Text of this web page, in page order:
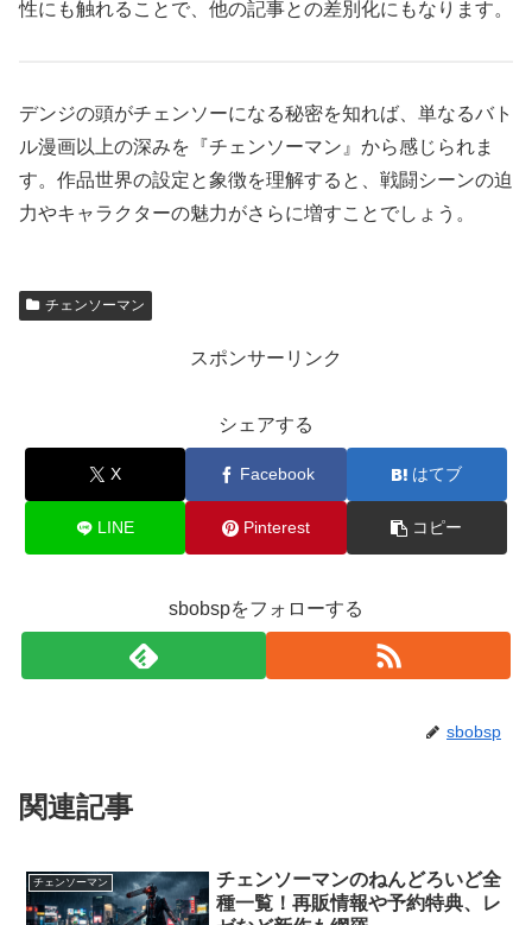
性にも触れることで、他の記事との差別化にもなります。
デンジの頭がチェンソーになる秘密を知れば、単なるバト
ル漫画以上の深みを『チェンソーマン』から感じられま
す。作品世界の設定と象徴を理解すると、戦闘シーンの迫
力やキャラクターの魅力がさらに増すことでしょう。
チェンソーマン
スポンサーリンク
シェアする
X Facebook はてブ
LINE Pinterest コピー
sbobspをフォローする
sbobsp
関連記事
チェンソーマン
チェンソーマンのねんどろいど全
種一覧！再販情報や予約特典、レ